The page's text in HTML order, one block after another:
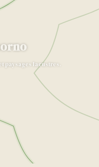
paysages lacustres.